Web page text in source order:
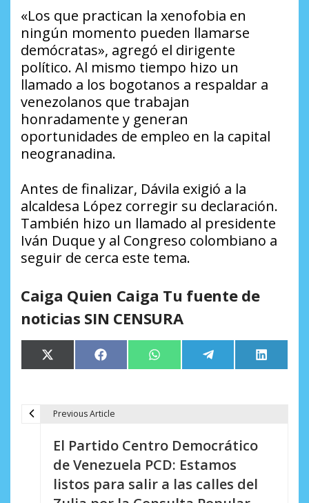
«Los que practican la xenofobia en
ningún momento pueden llamarse
demócratas», agregó el dirigente
político. Al mismo tiempo hizo un
llamado a los bogotanos a respaldar a
venezolanos que trabajan
honradamente y generan
oportunidades de empleo en la capital
neogranadina.
Antes de finalizar, Dávila exigió a la
alcaldesa López corregir su declaración.
También hizo un llamado al presidente
Iván Duque y al Congreso colombiano a
seguir de cerca este tema.
Caiga Quien Caiga Tu fuente de
noticias SIN CENSURA
Compartir
en
X
(Twitter)
Compartir
en
Facebook Compartir
en
WhatsApp Compartir
en
Telegram
en
LinkedIn
Previous Article
El Partido Centro Democrático
de Venezuela PCD: Estamos
listos para salir a las calles del